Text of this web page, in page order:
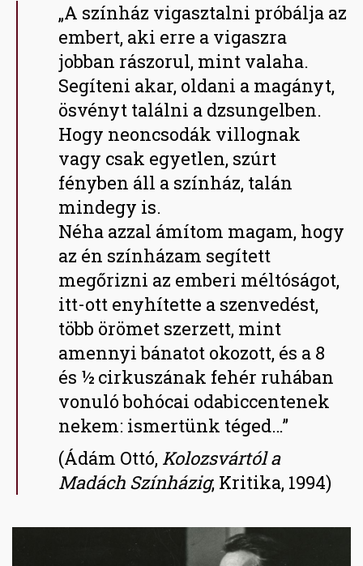
„A színház vigasztalni próbálja az
embert, aki erre a vigaszra
jobban rászorul, mint valaha.
Segíteni akar, oldani a magányt,
ösvényt találni a dzsungelben.
Hogy neoncsodák villognak
vagy csak egyetlen, szúrt
fényben áll a színház, talán
mindegy is.
Néha azzal ámítom magam, hogy
az én színházam segített
megőrizni az emberi méltóságot,
itt-ott enyhítette a szenvedést,
több örömet szerzett, mint
amennyi bánatot okozott, és a 8
és ½ cirkuszának fehér ruhában
vonuló bohócai odabiccentenek
nekem: ismertünk téged…”
(Ádám Ottó, Kolozsvártól a
Madách Színházig, Kritika, 1994)
Image